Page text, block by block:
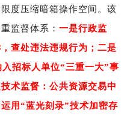
度压缩暗箱操作空间。该
监督体系 ： 一是行政监
查处违法违规行为；二是
招标人单位“三重一大”事
术监督：公共资源交易中
用“蓝光刻录”技术加密存